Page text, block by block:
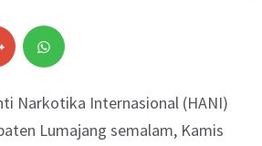
Narkotika Internasional (HANI)
Lumajang semalam, Kamis